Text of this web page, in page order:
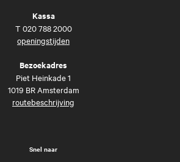
Kassa
T 020 788 2000
openingstijden
Bezoekadres
Piet Heinkade 1
1019 BR Amsterdam
routebeschrijving
Snel naar